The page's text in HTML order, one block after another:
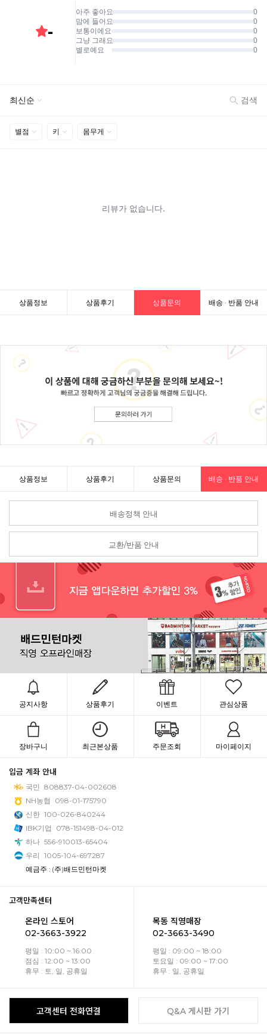
상품정보 상품후기 상품문의 배송 · 반품 안내
상품정보 상품후기 상품문의 배송 · 반품 안내
배송정책 안내
교환/반품 안내
공지사항 상품후기 이벤트 관심상품
장바구니 최근본상품 주문조회 마이페이지
입금 계좌 안내
국민 808837-04-002608
NH농협
098-01-175790
신한 100-026-840244
IBK기업
078-151498-04-012
하나 556-910013-65404
우리 1005-104-697287
예금주 : (주)배드민턴마켓
고객만족센터
온라인 스토어
02-3663-3922
평일 : 10:00 ~ 16:00
점심 : 12:00 ~ 13:00
휴무 : 토, 일, 공휴일
목동 직영매장
02-3663-3490
평일 : 09:00 ~ 18:00
토요일 : 09:00 ~ 17:00
휴무 : 일, 공휴일
고객센터 전화연결 Q&A 게시판 가기